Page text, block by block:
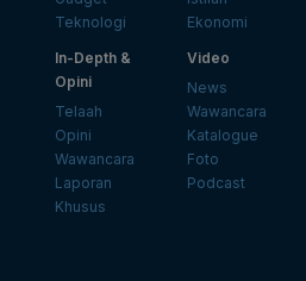
Teknologi
Ekonomi
In-Depth &
Opini
Telaah
Opini
Wawancara
Laporan
Khusus
Video
News
Wawancara
Katalogue
Foto
Podcast